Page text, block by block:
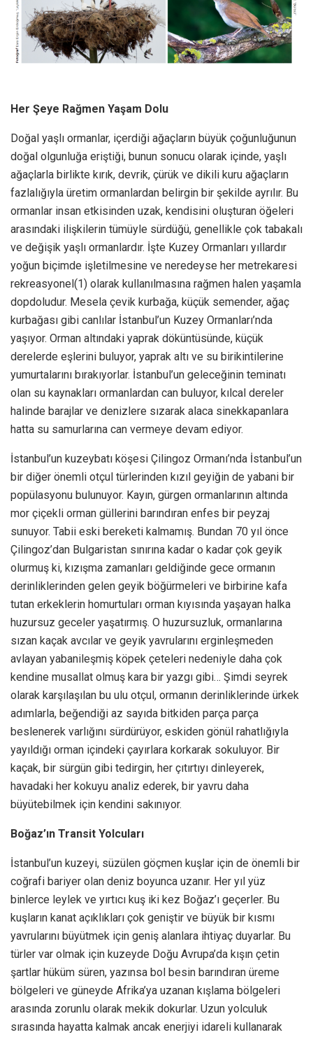
Her Şeye Rağmen Yaşam Dolu
Doğal yaşlı ormanlar, içerdiği ağaçların büyük çoğunluğunun
doğal olgunluğa eriştiği, bunun sonucu olarak içinde, yaşlı
ağaçlarla birlikte kırık, devrik, çürük ve dikili kuru ağaçların
fazlalığıyla üretim ormanlardan belirgin bir şekilde ayrılır. Bu
ormanlar insan etkisinden uzak, kendisini oluşturan öğeleri
arasındaki ilişkilerin tümüyle sürdüğü, genellikle çok tabakalı
ve değişik yaşlı ormanlardır. İşte Kuzey Ormanları yıllardır
yoğun biçimde işletilmesine ve neredeyse her metrekaresi
rekreasyonel(1) olarak kullanılmasına rağmen halen yaşamla
dopdoludur. Mesela çevik kurbağa, küçük semender, ağaç
kurbağası gibi canlılar İstanbul’un Kuzey Ormanları’nda
yaşıyor. Orman altındaki yaprak döküntüsünde, küçük
derelerde eşlerini buluyor, yaprak altı ve su birikintilerine
yumurtalarını bırakıyorlar. İstanbul’un geleceğinin teminatı
olan su kaynakları ormanlardan can buluyor, kılcal dereler
halinde barajlar ve denizlere sızarak alaca sinekkapanlara
hatta su samurlarına can vermeye devam ediyor.
İstanbul’un kuzeybatı köşesi Çilingoz Ormanı’nda İstanbul’un
bir diğer önemli otçul türlerinden kızıl geyiğin de yabani bir
popülasyonu bulunuyor. Kayın, gürgen ormanlarının altında
mor çiçekli orman güllerini barındıran enfes bir peyzaj
sunuyor. Tabii eski bereketi kalmamış. Bundan 70 yıl önce
Çilingoz’dan Bulgaristan sınırına kadar o kadar çok geyik
olurmuş ki, kızışma zamanları geldiğinde gece ormanın
derinliklerinden gelen geyik böğürmeleri ve birbirine kafa
tutan erkeklerin homurtuları orman kıyısında yaşayan halka
huzursuz geceler yaşatırmış. O huzursuzluk, ormanlarına
sızan kaçak avcılar ve geyik yavrularını erginleşmeden
avlayan yabanileşmiş köpek çeteleri nedeniyle daha çok
kendine musallat olmuş kara bir yazgı gibi… Şimdi seyrek
olarak karşılaşılan bu ulu otçul, ormanın derinliklerinde ürkek
adımlarla, beğendiği az sayıda bitkiden parça parça
beslenerek varlığını sürdürüyor, eskiden gönül rahatlığıyla
yayıldığı orman içindeki çayırlara korkarak sokuluyor. Bir
kaçak, bir sürgün gibi tedirgin, her çıtırtıyı dinleyerek,
havadaki her kokuyu analiz ederek, bir yavru daha
büyütebilmek için kendini sakınıyor.
Boğaz’ın Transit Yolcuları
İstanbul’un kuzeyi, süzülen göçmen kuşlar için de önemli bir
coğrafi bariyer olan deniz boyunca uzanır. Her yıl yüz
binlerce leylek ve yırtıcı kuş iki kez Boğaz’ı geçerler. Bu
kuşların kanat açıklıkları çok geniştir ve büyük bir kısmı
yavrularını büyütmek için geniş alanlara ihtiyaç duyarlar. Bu
türler var olmak için kuzeyde Doğu Avrupa’da kışın çetin
şartlar hüküm süren, yazınsa bol besin barındıran üreme
bölgeleri ve güneyde Afrika’ya uzanan kışlama bölgeleri
arasında zorunlu olarak mekik dokurlar. Uzun yolculuk
sırasında hayatta kalmak ancak enerjiyi idareli kullanarak